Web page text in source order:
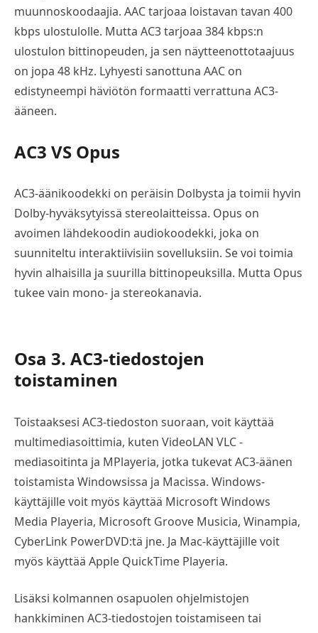
muunnoskoodaajia. AAC tarjoaa loistavan tavan 400
kbps ulostulolle. Mutta AC3 tarjoaa 384 kbps:n
ulostulon bittinopeuden, ja sen näytteenottotaajuus
on jopa 48 kHz. Lyhyesti sanottuna AAC on
edistyneempi häviötön formaatti verrattuna AC3-
ääneen.
AC3 VS Opus
AC3-äänikoodekki on peräisin Dolbysta ja toimii hyvin
Dolby-hyväksytyissä stereolaitteissa. Opus on
avoimen lähdekoodin audiokoodekki, joka on
suunniteltu interaktiivisiin sovelluksiin. Se voi toimia
hyvin alhaisilla ja suurilla bittinopeuksilla. Mutta Opus
tukee vain mono- ja stereokanavia.
Osa 3. AC3-tiedostojen
toistaminen
Toistaaksesi AC3-tiedoston suoraan, voit käyttää
multimediasoittimia, kuten VideoLAN VLC -
mediasoitinta ja MPlayeria, jotka tukevat AC3-äänen
toistamista Windowsissa ja Macissa. Windows-
käyttäjille voit myös käyttää Microsoft Windows
Media Playeria, Microsoft Groove Musicia, Winampia,
CyberLink PowerDVD:tä jne. Ja Mac-käyttäjille voit
myös käyttää Apple QuickTime Playeria.
Lisäksi kolmannen osapuolen ohjelmistojen
hankkiminen AC3-tiedostojen toistamiseen tai